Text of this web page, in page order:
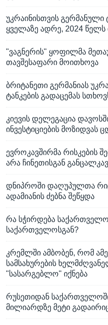
უკრაინისთვის
ყველაზე ადრე, 2024 წელს
"ვაგნერის" ყოფილმა
თავშესაფარი მოითხოვა
ბრიტანეთი გერმანიას
ტანკების გადაცემას
კიევის დელეგაცია
ინვესტიციების მოზიდვას
ევროკავშირმა რისკების
არა ჩინეთისგან
დნიპროში დაღუპულთა
ადამიანის ძებნა შეწყდა
რა სჭირდება
საქართველოსგან?
კრემლში ამბობენ, რომ
სამსახურების
"სასარგებლო" იქნება
რუსეთიდან
მილიარდზე მეტი